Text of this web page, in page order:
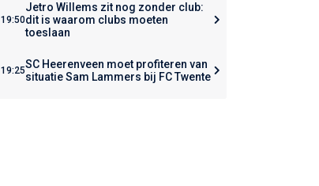
19:50
Jetro Willems zit nog zonder club:
dit is waarom clubs moeten
toeslaan
19:25SC Heerenveen moet profiteren van
situatie Sam Lammers bij FC Twente